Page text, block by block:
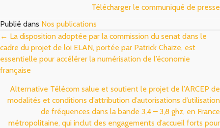
Télécharger le communiqué de presse
Publié dans Nos publications
Posts
navigation
← La disposition adoptée par la commission du senat dans le
cadre du projet de loi ELAN, portée par Patrick Chaize, est
essentielle pour accélérer la numérisation de l’économie
française
Alternative Télécom salue et soutient le projet de l’ARCEP de
modalités et conditions d’attribution d’autorisations d’utilisation
de fréquences dans la bande 3,4 – 3,8 ghz, en France
métropolitaine, qui inclut des engagements d’accueil forts pour